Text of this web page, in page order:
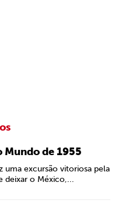
Mundo de 1955
uma excursão vitoriosa pela
deixar o México,...